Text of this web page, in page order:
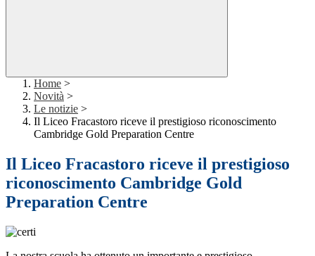
Home >
Novità >
Le notizie >
Il Liceo Fracastoro riceve il prestigioso riconoscimento
Cambridge Gold Preparation Centre
Il Liceo Fracastoro riceve il prestigioso
riconoscimento Cambridge Gold
Preparation Centre